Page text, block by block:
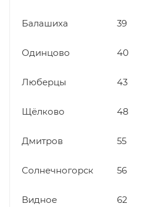
Балашиха 39
Одинцово 40
Люберцы 43
Щёлково 48
Дмитров 55
Солнечногорск 56
Видное 62